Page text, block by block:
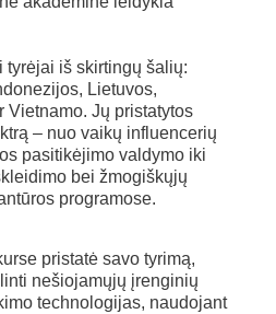
tyrėjai iš skirtingų šalių:
Lietuvos,
Vietnamo. Jų pristatytos
– nuo vaikų influencerių
pasitikėjimo valdymo iki
bei žmogiškųjų
programose.
pristatė savo tyrimą,
nešiojamųjų įrenginių
technologijas, naudojant